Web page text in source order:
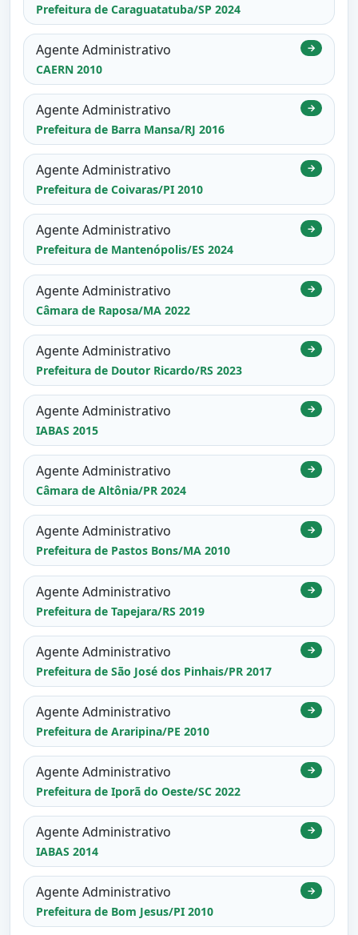
Prefeitura de Caraguatatuba/SP 2024
Agente Administrativo
CAERN 2010
→
Agente Administrativo
Prefeitura de Barra Mansa/RJ 2016
→
Agente Administrativo
Prefeitura de Coivaras/PI 2010
→
Agente Administrativo
Prefeitura de Mantenópolis/ES 2024
→
Agente Administrativo
Câmara de Raposa/MA 2022
→
Agente Administrativo
Prefeitura de Doutor Ricardo/RS 2023
→
Agente Administrativo
IABAS 2015
→
Agente Administrativo
Câmara de Altônia/PR 2024
→
Agente Administrativo
Prefeitura de Pastos Bons/MA 2010
→
Agente Administrativo
Prefeitura de Tapejara/RS 2019
→
Agente Administrativo
Prefeitura de São José dos Pinhais/PR 2017
→
Agente Administrativo
Prefeitura de Araripina/PE 2010
→
Agente Administrativo
Prefeitura de Iporã do Oeste/SC 2022
→
Agente Administrativo
IABAS 2014
→
Agente Administrativo
Prefeitura de Bom Jesus/PI 2010
→